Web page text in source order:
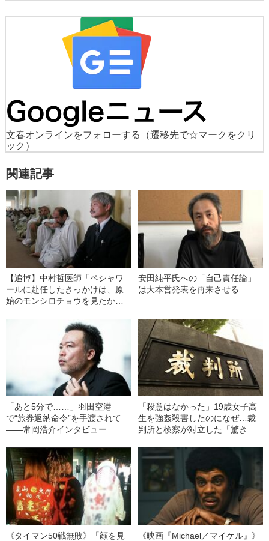
文春オンラインをフォローする
（遷移先で☆マークをクリ
ック）
関連記事
【追悼】中村哲医師「ペシャワ
ールに赴任したきっかけは、原
始のモンシロチョウを見たか
安田純平氏への「自己責任論」
は大本営発表を再来させる
「あと5分で……」羽田空港
で“旅券返納命令”を手渡されて
――常岡浩介インタビュー
「殺意はなかった」19歳女子高
生を強姦殺害したのになぜ…裁
判所と検察が対立した「驚きの
《タイマン50戦無敗》「顔を見
《映画『Michael／マイケル』》